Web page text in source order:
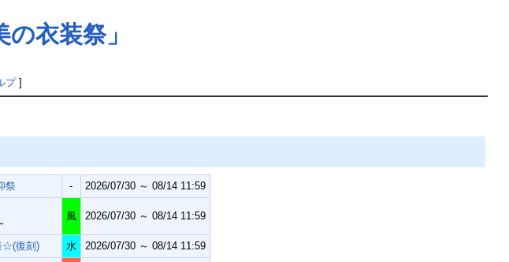
衣装祭」
プ]
祭 - 2026/07/30 ～ 08/14 11:59
風 2026/07/30 ～ 08/14 11:59
☆(復刻) 水
2026/07/30 ～ 08/14 11:59